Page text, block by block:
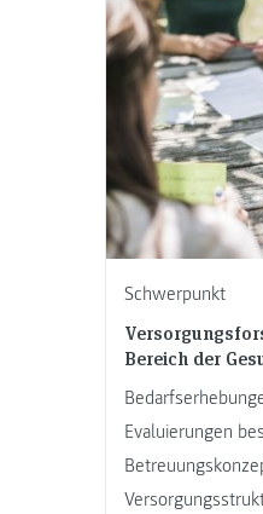
Schwerpunkt
Bereich der
Evaluierungen